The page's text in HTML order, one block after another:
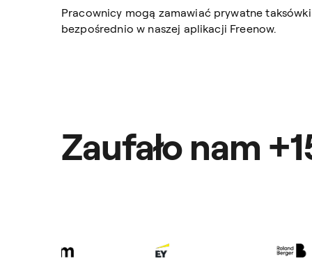
Pracownicy mogą zamawiać prywatne taksówki
bezpośrednio w naszej aplikacji Freenow.
Zaufało nam